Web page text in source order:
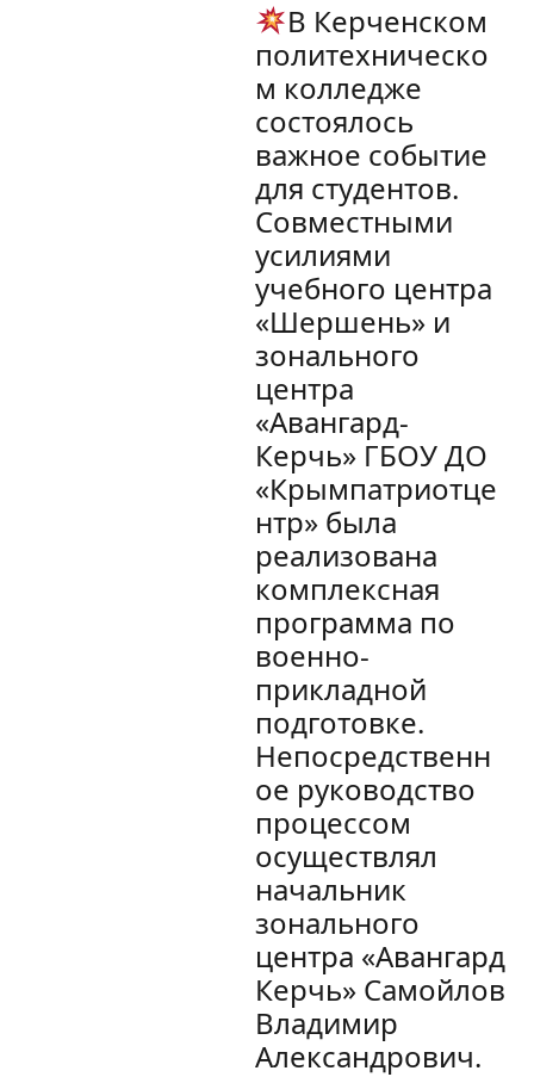
В Керченском
политехническо
м колледже
состоялось
важное событие
для студентов.
Совместными
усилиями
учебного центра
«Шершень» и
зонального
центра
«Авангард-
Керчь» ГБОУ ДО
«Крымпатриотце
нтр» была
реализована
комплексная
программа по
военно-
прикладной
подготовке.
Непосредственн
ое руководство
процессом
осуществлял
начальник
зонального
центра «Авангард
Керчь» Самойлов
Владимир
Александрович.